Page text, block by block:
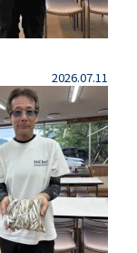
2026.07.11